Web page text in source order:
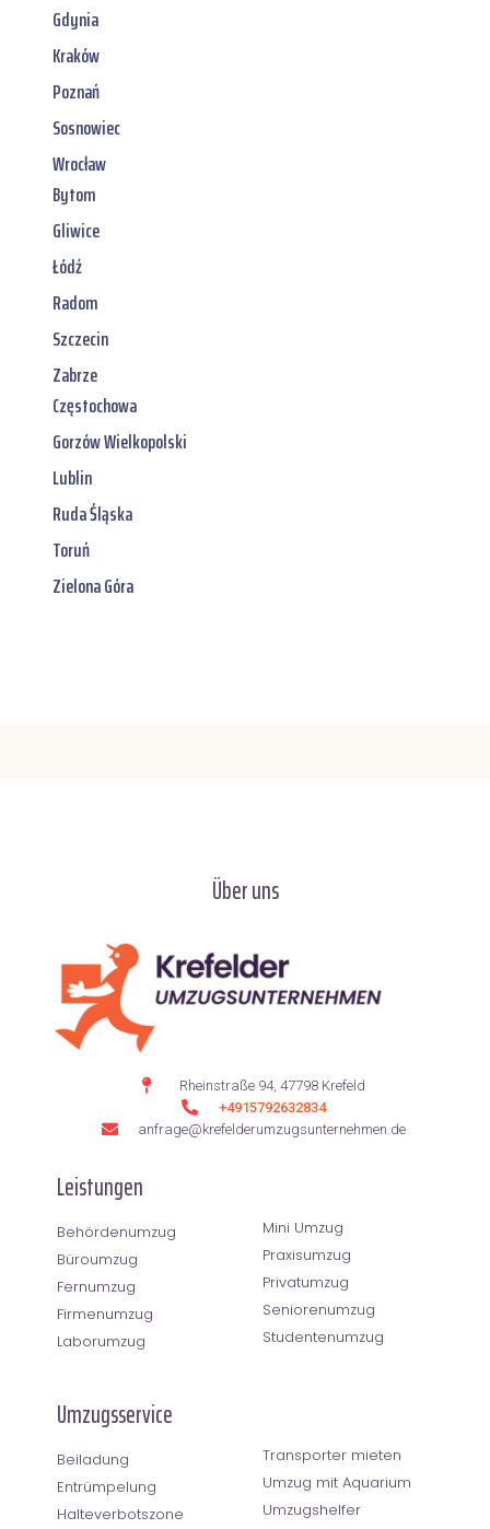
Gdynia
Kraków
Poznań
Sosnowiec
Wrocław
Bytom
Gliwice
Łódź
Radom
Szczecin
Zabrze
Częstochowa
Gorzów Wielkopolski
Lublin
Ruda Śląska
Toruń
Zielona Góra
Über uns
Rheinstraße 94, 47798 Krefeld
+4915792632834
anfrage@krefelderumzugsunternehmen.de
Leistungen
Behördenumzug
Büroumzug
Fernumzug
Firmenumzug
Laborumzug
Mini Umzug
Praxisumzug
Privatumzug
Seniorenumzug
Studentenumzug
Umzugsservice
Beiladung
Entrümpelung
Halteverbotszone
Transporter mieten
Umzug mit Aquarium
Umzugshelfer